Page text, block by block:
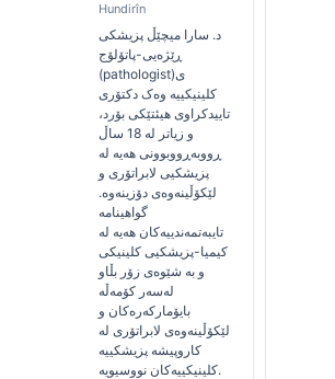
Hundirîn
د. سارا میچێڵ پزیشکی
ڕێژەیی-پاتۆلۆج
(pathologist)ی
کلینیکییە وەک دکتۆری
تاییدکراوی هیئتێکی بۆرد،
و زیاتر لە 18 ساڵ
ڕووبەڕووبوونی هەیە لە
پزیشکیی لابراتۆری و
لێکۆڵینەوەی دۆزینەوە.
گواهینامە
تایبەتمەندییەکان هەیە لە
کیمیا-پزیشکیی کلینیکی
و بە شێوەی زۆر بڵاو
لەسەر کۆمەڵە
بایۆمارکەرەکان و
لێکۆڵینەوەی لابراتۆری لە
کاروپیشه پزیشکییە
کلینیکییەکان نووسیویە.